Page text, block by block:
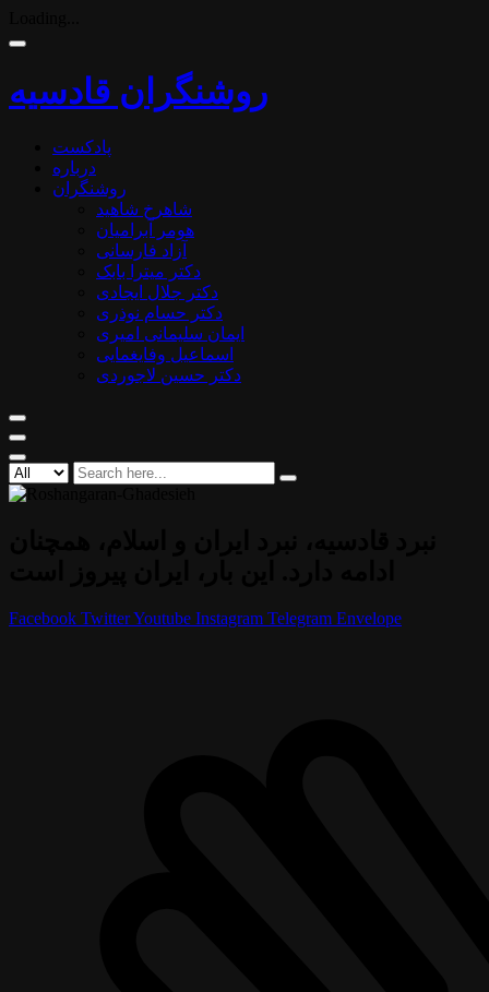
روشنگران قادسیه
پادکست
درباره
روشنگران
شاهرخ شاهید
هومر آبرامیان
آزاد فارسانی
دکتر میترا بابک
دکتر جلال ایجادی
دکتر حسام نوذری
ایمان سلیمانی امیری
اسماعیل وفایغمایی
دکتر حسین لاجوردی
Facebook TwitterYoutube Instagram Telegram Envelope